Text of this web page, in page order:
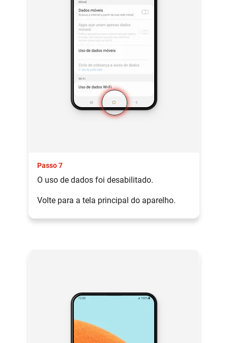
Passo 7
O uso de dados foi desabilitado.
Volte para a tela principal do aparelho.